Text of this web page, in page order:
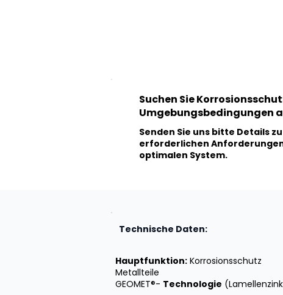
Suchen Sie
Umgebungsbedingungen
Senden Sie uns bitte Details
erforderlichen
optimalen System.
Technische Daten:
Hauptfunktion: Korrosionsschutz
Metallteile
GEOMET®- Technologie